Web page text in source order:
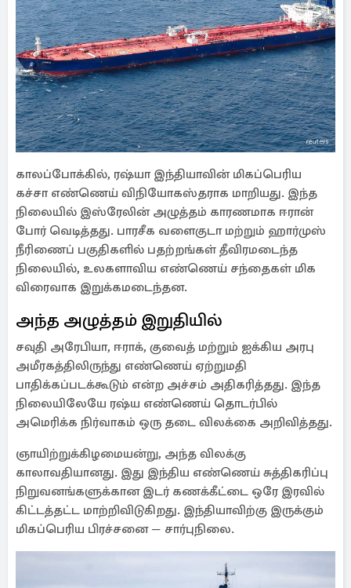
காலப்போக்கில், ரஷ்யா இந்தியாவின் மிகப்பெரிய
கச்சா எண்ணெய் விநியோகஸ்தராக மாறியது. இந்த
நிலையில் இஸ்ரேலின் அழுத்தம் காரணமாக ஈரான்
போர் வெடித்தது. பாரசீக வளைகுடா மற்றும் ஹார்முஸ்
நீரிணைப் பகுதிகளில் பதற்றங்கள் தீவிரமடைந்த
நிலையில், உலகளாவிய எண்ணெய் சந்தைகள் மிக
விரைவாக இறுக்கமடைந்தன.
அந்த அழுத்தம் இறுதியில்
சவுதி அரேபியா, ஈராக், குவைத் மற்றும் ஐக்கிய அரபு
அமீரகத்திலிருந்து எண்ணெய் ஏற்றுமதி
பாதிக்கப்படக்கூடும் என்ற அச்சம் அதிகரித்தது. இந்த
நிலையிலேயே ரஷ்ய எண்ணெய் தொடர்பில்
அமெரிக்க நிர்வாகம் ஒரு தடை விலக்கை அறிவித்தது.
ஞாயிற்றுக்கிழமையன்று, அந்த விலக்கு
காலாவதியானது. இது இந்திய எண்ணெய் சுத்திகரிப்பு
நிறுவனங்களுக்கான இடர் கணக்கீட்டை ஒரே இரவில்
கிட்டத்தட்ட மாற்றிவிடுகிறது. இந்தியாவிற்கு இருக்கும்
மிகப்பெரிய பிரச்சனை — சார்புநிலை.